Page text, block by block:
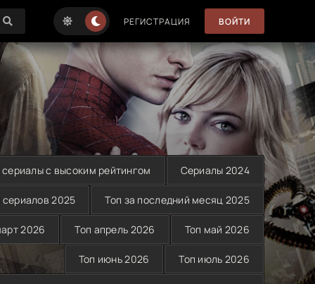
РЕГИСТРАЦИЯ ВОЙТИ
сериалы с высоким рейтингом Сериалы 2024
сериалов 2025 Топ за последний месяц 2025
2026 Топ апрель 2026 Топ май 2026
Топ июнь 2026 Топ июль 2026